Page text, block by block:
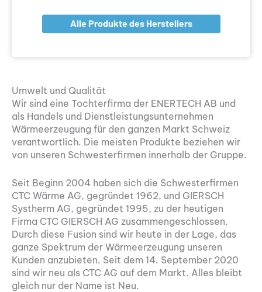
Alle Produkte des Herstellers
Umwelt und Qualität
Wir sind eine Tochterfirma der ENERTECH AB und
als Handels und Dienstleistungsunternehmen
Wärmeerzeugung für den ganzen Markt Schweiz
verantwortlich. Die meisten Produkte beziehen wir
von unseren Schwesterfirmen innerhalb der Gruppe.
Seit Beginn 2004 haben sich die Schwesterfirmen
CTC Wärme AG, gegründet 1962, und GIERSCH
Systherm AG, gegründet 1995, zu der heutigen
Firma CTC GIERSCH AG zusammengeschlossen.
Durch diese Fusion sind wir heute in der Lage, das
ganze Spektrum der Wärmeerzeugung unseren
Kunden anzubieten. Seit dem 14. September 2020
sind wir neu als CTC AG auf dem Markt. Alles bleibt
gleich nur der Name ist Neu.